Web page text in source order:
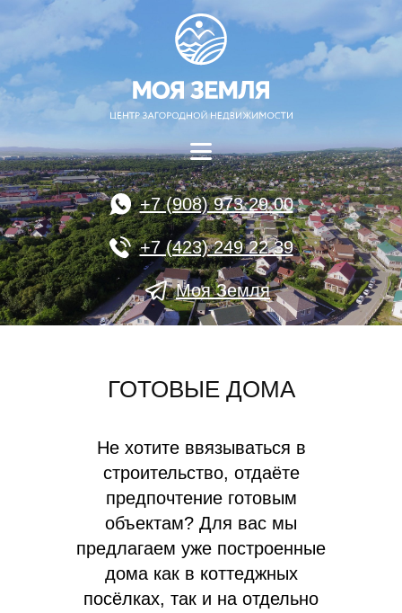
+7 (908) 973 29 00
+7 (423) 249 22 39
Моя Земля
ГОТОВЫЕ ДОМА
Не хотите ввязываться в
строительство, отдаёте
предпочтение готовым
объектам? Для вас мы
предлагаем уже построенные
дома как в коттеджных
посёлках, так и на отдельно